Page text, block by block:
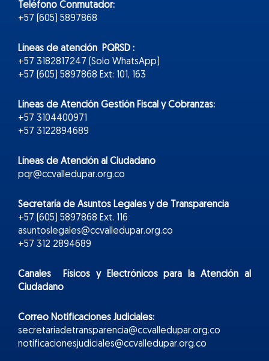
Teléfono Conmutador:
+57 (605) 5897868
Líneas de atención PQRSD :
+57 3182817247 (Solo WhatsApp)
+57 (605) 5897868 Ext: 101, 163
Líneas de Atención Gestión Fiscal y Cobranzas:
+57 3104400971
+57 3122894689
Líneas de Atención al Ciudadano
pqr@ccvalledupar.org.co
Secretaría de Asuntos Legales y de Transparencia
+57 (605) 5897868 Ext. 116
asuntoslegales@ccvalledupar.org.co
+57 312 2894689
Canales Físicos yElectrónicospara la Atención al
Ciudadano
Correo Notificaciones Judiciales:
secretariadetransparencia@ccvalledupar.org.co
notificacionesjudiciales@ccvalledupar.org.co